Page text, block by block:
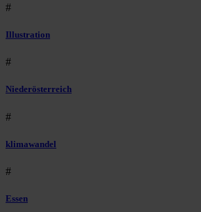
#
Illustration
#
Niederösterreich
#
klimawandel
#
Essen